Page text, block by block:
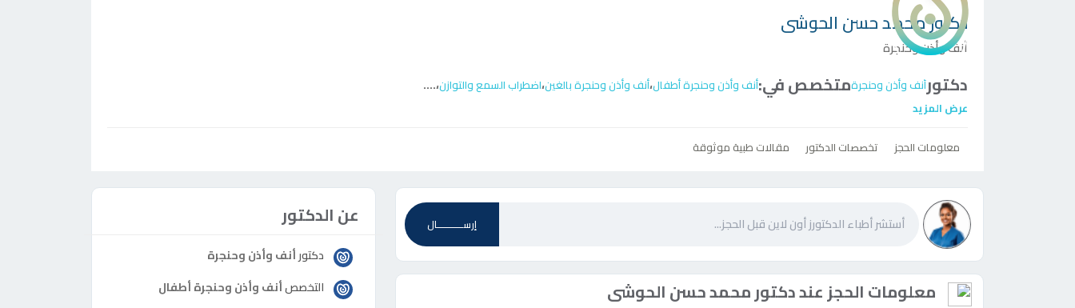
دكتورمحمد حسن الحوشى
أنف وأذن وحنجرة
دكتورأنف وأذن وحنجرةمتخصص في:أنف وأذن وحنجرة أطفال،أنف وأذن وحنجرة بالغين،اضطراب السمع والتوازن،....
عرض المزيد
معلومات الحجز تخصصات الدكتور مقالات طبية موثوقة
إرســـــــــــال
معلومات الحجز عنددكتورمحمد حسن الحوشى
عن الدكتور
دكتورأنف وأذن وحنجرة
التخصصأنف وأذن وحنجرة أطفال